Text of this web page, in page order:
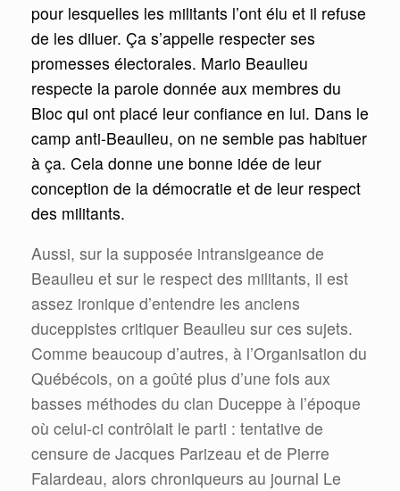
pour lesquelles les militants l’ont élu et il refuse
de les diluer. Ça s’appelle respecter ses
promesses électorales. Mario Beaulieu
respecte la parole donnée aux membres du
Bloc qui ont placé leur confiance en lui. Dans le
camp anti-Beaulieu, on ne semble pas habituer
à ça. Cela donne une bonne idée de leur
conception de la démocratie et de leur respect
des militants.
Aussi, sur la supposée intransigeance de
Beaulieu et sur le respect des militants, il est
assez ironique d’entendre les anciens
duceppistes critiquer Beaulieu sur ces sujets.
Comme beaucoup d’autres, à l’Organisation du
Québécois, on a goûté plus d’une fois aux
basses méthodes du clan Duceppe à l’époque
où celui-ci contrôlait le parti : tentative de
censure de Jacques Parizeau et de Pierre
Falardeau, alors chroniqueurs au journal Le